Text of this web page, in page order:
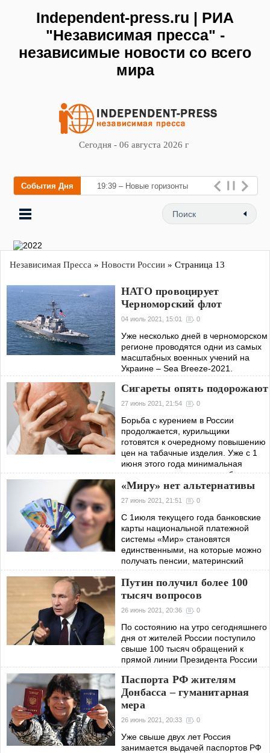
Independent-press.ru | РИА
"Независимая пресса" -
независимые новости со всего
мира
Сегодня - 06 августа 2026 г
События Дня 19:39 – Новые горизонты
флебологии: в Москве
Независимая Пресса » Новости России » Страница 13
НАТО провоцирует
Черноморский флот
04 июль 2021, 15:01 0
Уже несколько дней в черноморском
регионе проводятся одни из самых
масштабных военных учений на
Украине – Sea Breeze-2021.
Началось все 28 июня, а должно
закончиться 10 июля. В свете этого
украинские
Сигареты опять подорожают
27 июнь 2021, 21:54 0
Борьба с курением в России
продолжается, курильщики
готовятся к очередному повышению
цен на табачные изделия. Уже с 1
июня этого года минимальная
стоимость сигарет должна быть не
менее 107,78 рублей
«Миру» нет альтернативы
27 июнь 2021, 21:51 0
С 1июля текущего года банковские
карты национальной платежной
системы «Мир» становятся
единственными, на которые можно
получать пенсии, материнский
капитал или другие льготные
выплаты. Для россиян,
Путин получил более 100
тысяч вопросов
26 июнь 2021, 20:36 0
По состоянию на утро сегодняшнего
дня от жителей России поступило
свыше 100 тысяч обращений к
прямой линии Президента России
Владимира Путина. Главная тема,
интересующая россиян –
коронавирус и
Паспорта РФ жителям
Донбасса – гуманитарная
мера
26 июнь 2021, 20:33 0
Уже свыше двух лет Россия
занимается выдачей паспортов РФ